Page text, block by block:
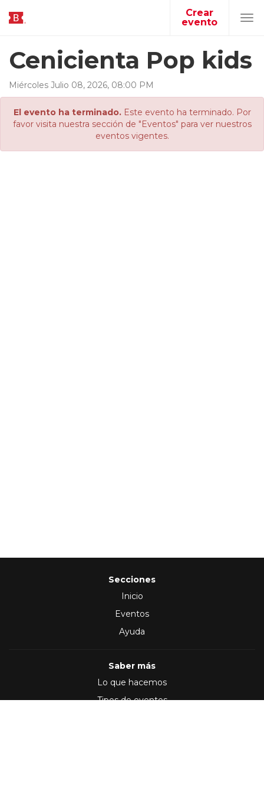
Crear
evento
Cenicienta Pop kids
Miércoles Julio 08, 2026, 08:00 PM
El evento ha terminado.Este evento ha terminado. Por
favor visita nuestra sección de "Eventos" para ver nuestros
eventos vigentes.
Secciones
Inicio
Eventos
Ayuda
Saber más
Lo que hacemos
Tipos de eventos